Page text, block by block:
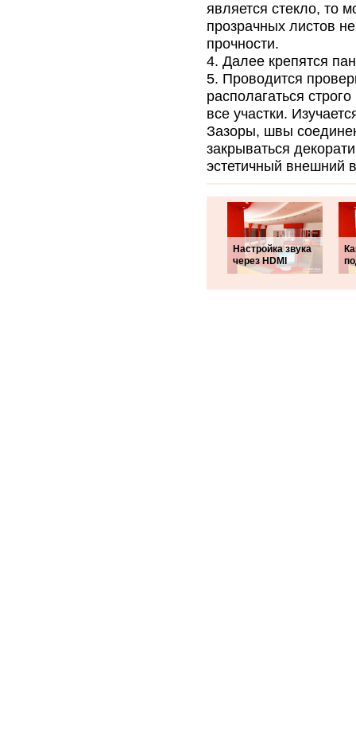
является стекло, то
прозрачных листов
прочности.
Далее крепятся
Проводится
располагаться
все участки.
Зазоры, швы
закрываться
эстетичный внешний
Настройка звука
через HDMI